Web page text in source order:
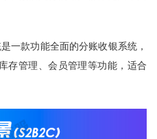
一款功能全面的分账收银系统，
存管理、会员管理等功能，适合